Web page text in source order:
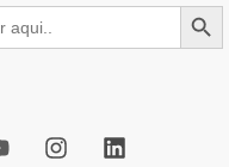
Botón de